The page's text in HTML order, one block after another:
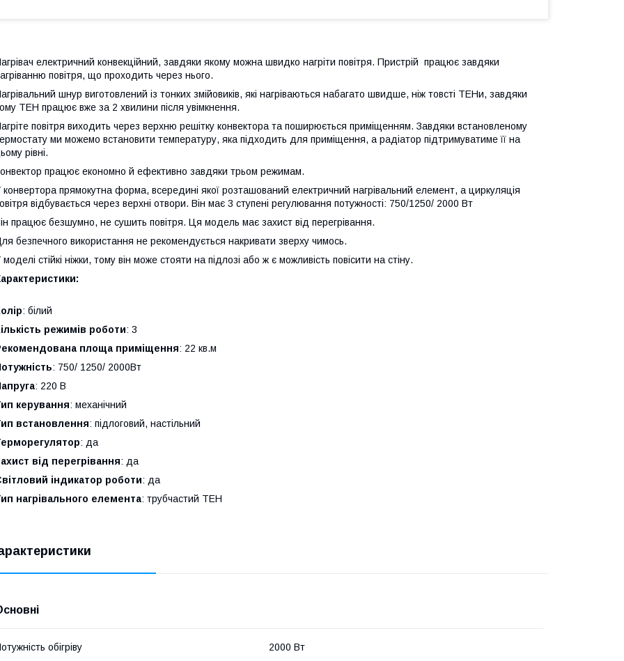
електричний конвекційний, завдяки якому можна швидко нагріти повітря. Пристрій працює завдяки
повітря, що проходить через нього.
шнур виготовлений із тонких змійовиків, які нагріваються набагато швидше, ніж товсті ТЕНи, завдяки
ТЕН працює вже за 2 хвилини після увімкнення.
повітря виходить через верхню решітку конвектора та поширюється приміщенням. Завдяки встановленому
ми можемо встановити температуру, яка підходить для приміщення, а радіатор підтримуватиме її на
рівні.
працює економно й ефективно завдяки трьом режимам.
конвертора прямокутна форма, всередині якої розташований електричний нагрівальний елемент, а циркуляція
відбувається через верхні отвори. Він має 3 ступені регулювання потужності: 750/1250/ 2000 Вт
працює безшумно, не сушить повітря. Ця модель має захист від перегрівання.
безпечного використання не рекомендується накривати зверху чимось.
моделі стійкі ніжки, тому він може стояти на підлозі або ж є можливість повісити на стіну.
: білий
режимів роботи: 3
площа приміщення: 22 кв.м
: 750/ 1250/ 2000Вт
: 220 В
керування: механічний
встановлення: підлоговий, настільний
: да
від перегрівання: да
індикатор роботи: да
нагрівального елемента: трубчастий ТЕН
обігріву 2000 Вт